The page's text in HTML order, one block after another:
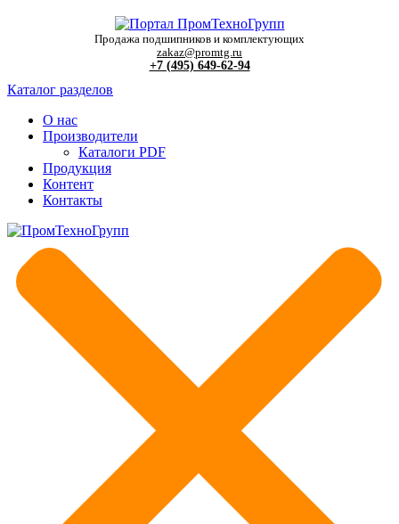
Продажа подшипников и комплектующих
zakaz@promtg.ru
+7 (495) 649-62-94
Каталог разделов
О нас
Производители
Каталоги PDF
Продукция
Контент
Контакты